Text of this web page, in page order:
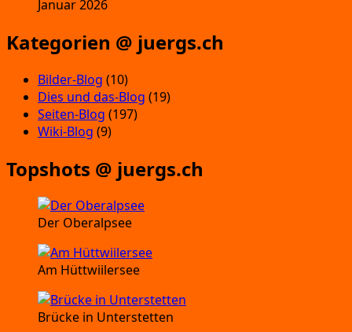
Januar 2026
Kategorien @ juergs.ch
Bilder-Blog (10)
Dies und das-Blog (19)
Seiten-Blog (197)
Wiki-Blog (9)
Topshots @ juergs.ch
Der Oberalpsee
Am Hüttwiilersee
Brücke in Unterstetten